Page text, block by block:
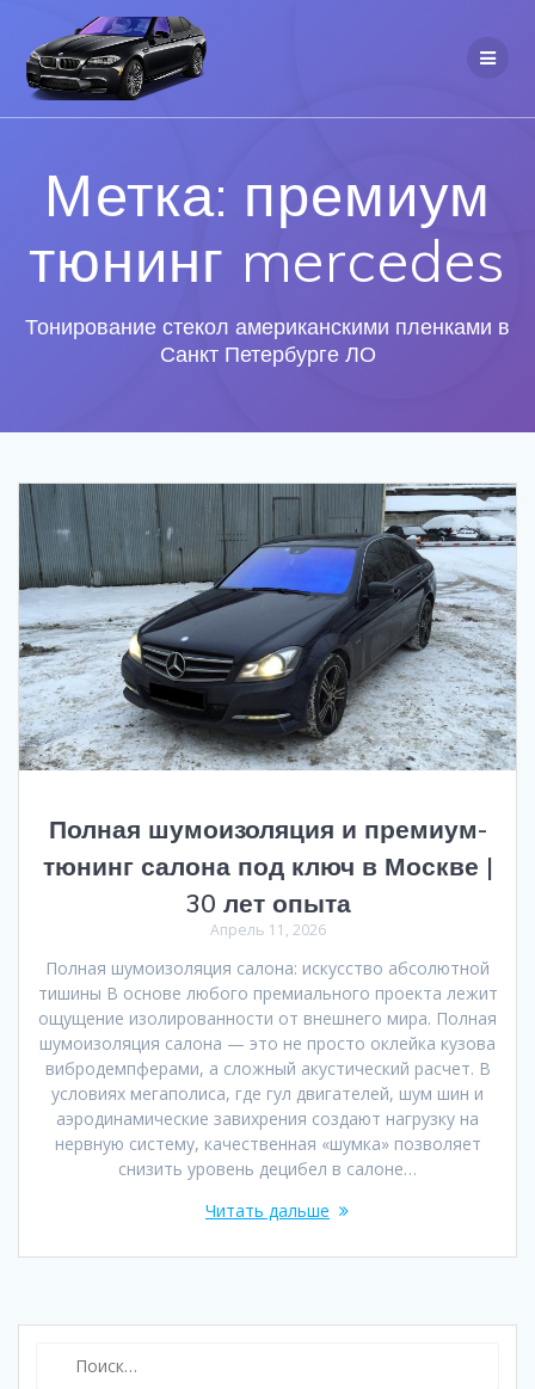
Метка: премиум
тюнинг mercedes
Тонирование стекол американскими пленками в
Санкт Петербурге ЛО
Полная шумоизоляция и премиум-
тюнинг салона под ключ в Москве |
30 лет опыта
Апрель 11, 2026
Полная шумоизоляция салона: искусство абсолютной
тишины В основе любого премиального проекта лежит
ощущение изолированности от внешнего мира. Полная
шумоизоляция салона — это не просто оклейка кузова
вибродемпферами, а сложный акустический расчет. В
условиях мегаполиса, где гул двигателей, шум шин и
аэродинамические завихрения создают нагрузку на
нервную систему, качественная «шумка» позволяет
снизить уровень децибел в салоне…
Читать дальше